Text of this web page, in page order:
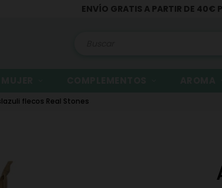
ENVÍO GRATIS A PARTIR DE 40€
flecos Real Stones